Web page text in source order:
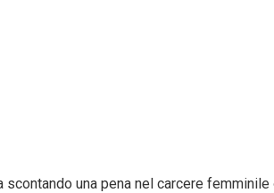
scontando una pena nel carcere